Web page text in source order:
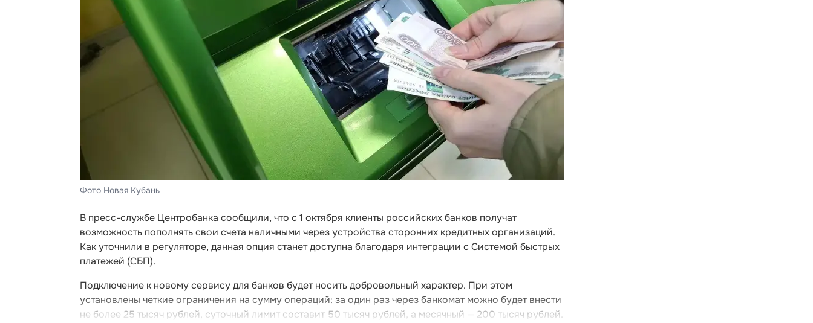
Фото Новая Кубань
В пресс-службе Центробанка сообщили, что с 1 октября клиенты российских банков получат
возможность пополнять свои счета наличными через устройства сторонних кредитных организаций.
Как уточнили в регуляторе, данная опция станет доступна благодаря интеграции с Системой быстрых
платежей (СБП).
Подключение к новому сервису для банков будет носить добровольный характер. При этом
установлены четкие ограничения на сумму операций: за один раз через банкомат можно будет внести
не более 25 тысяч рублей, суточный лимит составит 50 тысяч рублей, а месячный — 200 тысяч рублей.